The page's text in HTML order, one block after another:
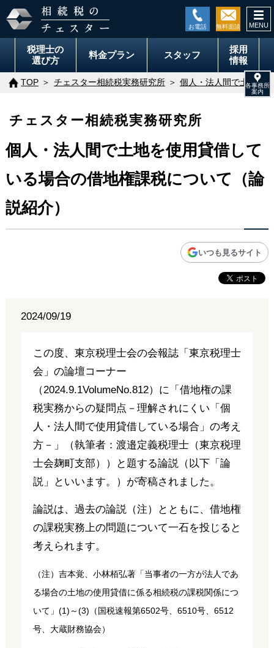
税理士の
選び方
料金プラン スタッフ
採用
情報
TOP チェスター相続税実務研究所 個人・法人間で土地を
チェスター相続税実務研究所
個人・法人間で土地を使用貸借して
いる場合の借地権課税について（論
説紹介）
いつも見るサイト
2024/09/19
この度、東京税理士会の会報誌「東京税理士
会」の論壇コーナー
（2024.9.1VolumeNo.812）に「借地権の課
税実務からの疑問点－理解されにくい「個
人・法人間で使用貸借している場合」の考え
方－」（執筆者：渡邉定義税理士（東京税理
士会麹町支部））と題する論説（以下「論
説」といいます。）が寄稿されました。
論説は、過去の論説（注）とともに、借地権
の課税実務上の問題について一石を投じると
考えられます。
（注）吉本覚、小林栢弘著「当事者の一方が法人であ
る場合の土地の使用貸借に係る相続税の課税関係につ
いて」(1)～(3)（国税速報第6502号、6510号、6512
号、大蔵財務協会）